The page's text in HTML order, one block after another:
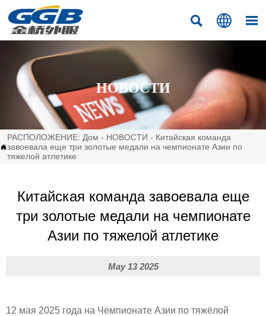
  
НОВОСТИ

РАСПОЛОЖЕНИЕ: Дом - НОВОСТИ - Китайская команда
завоевала еще три золотые медали на чемпионате Азии по
тяжелой атлетике
Китайская команда завоевала еще
три золотые медали на чемпионате
Азии по тяжелой атлетике
May 13 2025
12 мая 2025 года на Чемпионате Азии по тяжёлой